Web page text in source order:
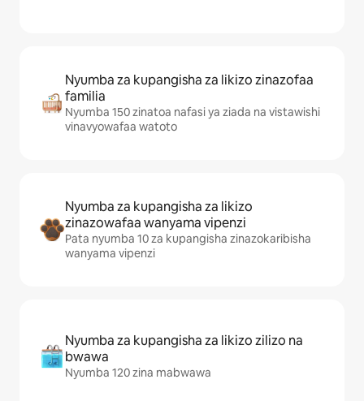
Nyumba za kupangisha za likizo zinazofaa
familia
Nyumba 150 zinatoa nafasi ya ziada na vistawishi
vinavyowafaa watoto
Nyumba za kupangisha za likizo
zinazowafaa wanyama vipenzi
Pata nyumba 10 za kupangisha zinazokaribisha
wanyama vipenzi
Nyumba za kupangisha za likizo zilizo na
bwawa
Nyumba 120 zina mabwawa